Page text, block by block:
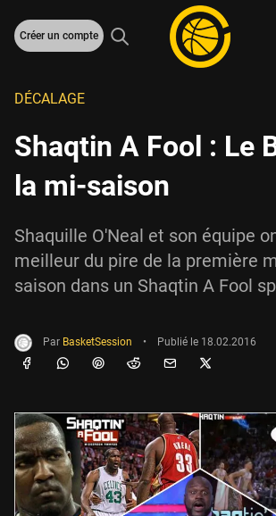
Créer un compte
DÉCALAGE
Shaqtin A Fool : Le
la mi-saison
Shaquille O'Neal et son équipe
meilleur du pire de la première
saison dans un Shaqtin A Fool
Par BasketSession • Publié le 18.02.2016